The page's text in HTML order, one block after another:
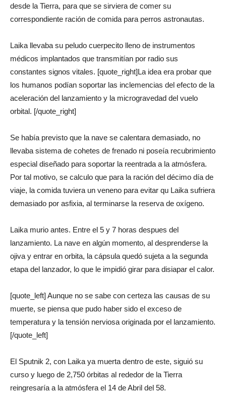
desde la Tierra, para que se sirviera de comer su
correspondiente ración de comida para perros astronautas.
Laika llevaba su peludo cuerpecito lleno de instrumentos
médicos implantados que transmitían por radio sus
constantes signos vitales. [quote_right]La idea era probar que
los humanos podían soportar las inclemencias del efecto de la
aceleración del lanzamiento y la microgravedad del vuelo
orbital. [/quote_right]
Se había previsto que la nave se calentara demasiado, no
llevaba sistema de cohetes de frenado ni poseía recubrimiento
especial diseñado para soportar la reentrada a la atmósfera.
Por tal motivo, se calculo que para la ración del décimo día de
viaje, la comida tuviera un veneno para evitar qu Laika sufriera
demasiado por asfixia, al terminarse la reserva de oxígeno.
Laika murio antes. Entre el 5 y 7 horas despues del
lanzamiento. La nave en algún momento, al desprenderse la
ojiva y entrar en orbita, la cápsula quedó sujeta a la segunda
etapa del lanzador, lo que le impidió girar para disiapar el calor.
[quote_left] Aunque no se sabe con certeza las causas de su
muerte, se piensa que pudo haber sido el exceso de
temperatura y la tensión nerviosa originada por el lanzamiento.
[/quote_left]
El Sputnik 2, con Laika ya muerta dentro de este, siguió su
curso y luego de 2,750 órbitas al rededor de la Tierra
reingresaría a la atmósfera el 14 de Abril del 58.